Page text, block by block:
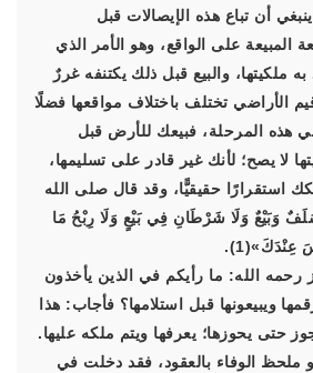
أن تباع هذه الإيصالات قبل
المبيعة على الواقع، وهو الأمر الذي
ملكيتها، والبيع قبل ذلك يكتنفه غررٌ
الأراضي تختلف باختلاف مواقعها فضلًا
هذه المرحلة، فبيعك للأرض قبل
لا يصح؛ لأنك غير قادر على تسليمها،
استقرارًا حقيقيًّا، وقد قال صلى الله
وَبَيْعٌ وَلَا شَرْطَانِ فِي بَيْعٍ وَلَا رِبْحُ مَا
عِنْدَكَ»(1).
رحمه الله: ما رأيكم في الذين يأخذون
ويبيعونها قبل استلامها؟ فأجاب: هذا
حتى يحوزها؛ يعرفها ويتم ملكه عليها.
ملحظ الوفاء بالعقود، فقد دخلت في